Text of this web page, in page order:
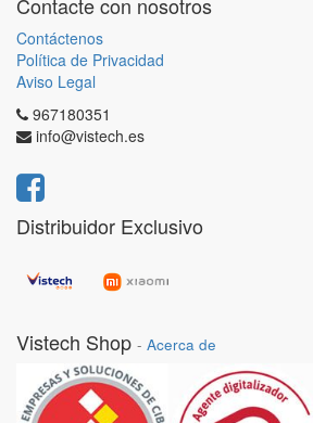
Contáctenos
Política de Privacidad
Aviso Legal
967180351
info@vistech.es
Distribuidor Exclusivo
Vistech Shop - Acerca de